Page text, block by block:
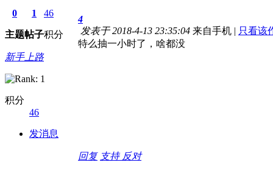
0
主题
1
帖子
46
积分
新手上路
积分
46
发消息
4
发表于 2018-4-13 23:35:04 来自手机 | 只看该
特么抽一小时了，啥都没
回复 支持 反对